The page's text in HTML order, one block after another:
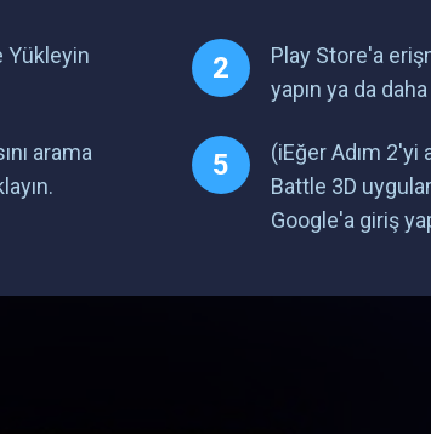
Yükleyin
Play Store'a
yapın ya da
arama
(iEğer Adım 2'yi
Battle 3D
Google'a giriş